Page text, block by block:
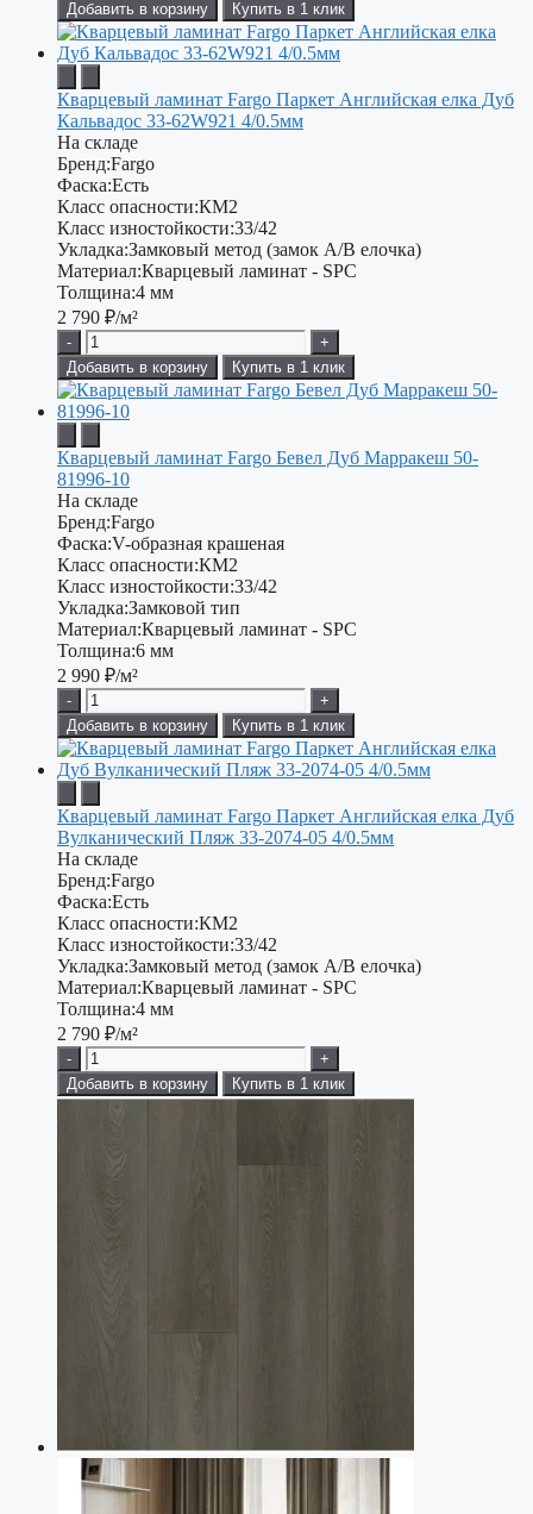
Добавить в корзину Купить в 1 клик
Кварцевый ламинат Fargo Паркет Английская елка Дуб
Кальвадос 33-62W921 4/0.5мм
На складе
Бренд:Fargo
Фаска:Есть
Класс опасности:КМ2
Класс изностойкости:33/42
Укладка:Замковый метод (замок А/В елочка)
Материал:Кварцевый ламинат - SPC
Толщина:4 мм
2 790 ₽/м²
-
+
Добавить в корзину
Купить в 1 клик
Кварцевый ламинат Fargo Бевел Дуб Марракеш 50-
81996-10
На складе
Бренд:Fargo
Фаска:V-образная крашеная
Класс опасности:КМ2
Класс изностойкости:33/42
Укладка:Замковой тип
Материал:Кварцевый ламинат - SPC
Толщина:6 мм
2 990 ₽/м²
-
+
Добавить в корзину
Купить в 1 клик
Кварцевый ламинат Fargo Паркет Английская елка Дуб
Вулканический Пляж 33-2074-05 4/0.5мм
На складе
Бренд:Fargo
Фаска:Есть
Класс опасности:КМ2
Класс изностойкости:33/42
Укладка:Замковый метод (замок А/В елочка)
Материал:Кварцевый ламинат - SPC
Толщина:4 мм
2 790 ₽/м²
-
+
Добавить в корзину
Купить в 1 клик